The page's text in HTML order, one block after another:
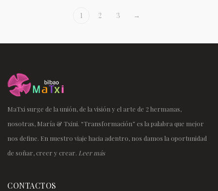
1 2 3 →
MaTxi surge de la unión, de la visión y el arte de 2 hermanas,
nosotras, María & Txini. “Transformación” es la palabra que mejor
nos define. En nuestro viaje hacia adentro, nos damos la oportunidad
de soñar, creer y crear. Leer más
CONTACTOS